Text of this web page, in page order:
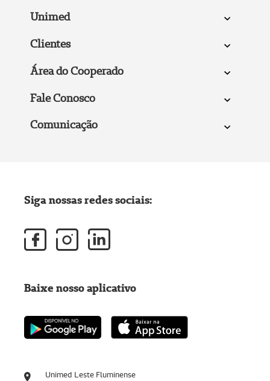
Unimed
Clientes
Área do Cooperado
Fale Conosco
Comunicação
Unimed Leste Fluminense
Siga nossas redes sociais:
Baixe nosso aplicativo